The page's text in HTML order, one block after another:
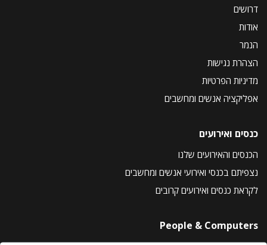
דרושים
אודות
הנמר
הצהרת נגישות
מדיניות הפרטיות
אפליקציה אנשים ומחשבים
כנסים ואירועים
הכנסים והאירועים שלנו
נצפיתם בכנסי ואירועי אנשים ומחשבים
לקראת כנסים ואירועים קרובים
People & Computers